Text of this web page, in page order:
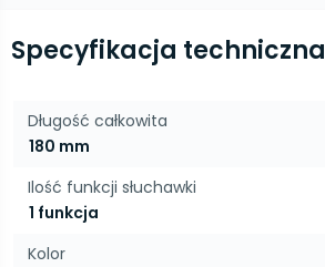
Specyfikacja techniczna
Długość całkowita
180 mm
Ilość funkcji słuchawki
1 funkcja
Kolor